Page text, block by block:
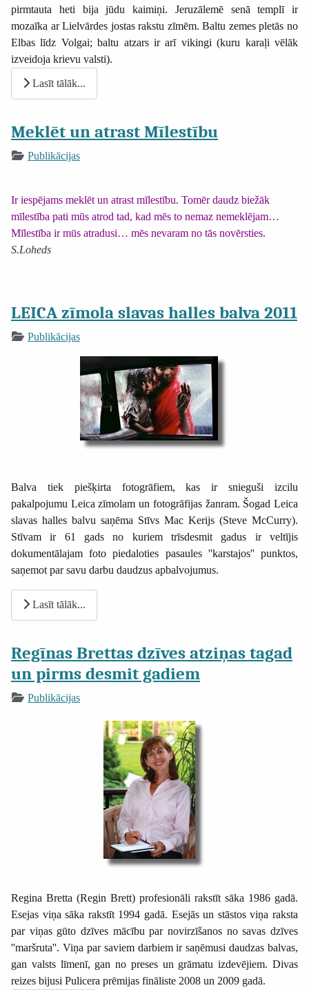
pirmtauta heti bija jūdu kaimiņi. Jeruzālemē senā templī ir
mozaīka ar Lielvārdes jostas rakstu zīmēm. Baltu zemes pletās no
Elbas līdz Volgai; baltu atzars ir arī vikingi (kuru karaļi vēlāk
izveidoja krievu valsti).
Lasīt tālāk...
Meklēt un atrast Mīlestību
Publikācijas
Ir iespējams meklēt un atrast mīlestību. Tomēr daudz biežāk
mīlestība pati mūs atrod tad, kad mēs to nemaz nemeklējam…
Mīlestība ir mūs atradusi… mēs nevaram no tās novērsties.
S.Loheds
LEICA zīmola slavas halles balva 2011
Publikācijas
Balva tiek piešķirta fotogrāfiem, kas ir snieguši izcilu
pakalpojumu Leica zīmolam un fotogrāfijas žanram. Šogad Leica
slavas halles balvu saņēma Stīvs Mac Kerijs (Steve McCurry).
Stīvam ir 61 gads no kuriem trīsdesmit gadus ir veltījis
dokumentālajam foto piedaloties pasaules ''karstajos'' punktos,
saņemot par savu darbu daudzus apbalvojumus.
Lasīt tālāk...
Regīnas Brettas dzīves atziņas tagad
un pirms desmit gadiem
Publikācijas
Regina Bretta (Regin Brett) profesionāli rakstīt sāka 1986 gadā.
Esejas viņa sāka rakstīt 1994 gadā. Esejās un stāstos viņa raksta
par viņas gūto dzīves mācību par novirzīšanos no savas dzīves
''maršruta''. Viņa par saviem darbiem ir saņēmusi daudzas balvas,
gan valsts līmenī, gan no preses un grāmatu izdevējiem. Divas
reizes bijusi Pulicera prēmijas fināliste 2008 un 2009 gadā.